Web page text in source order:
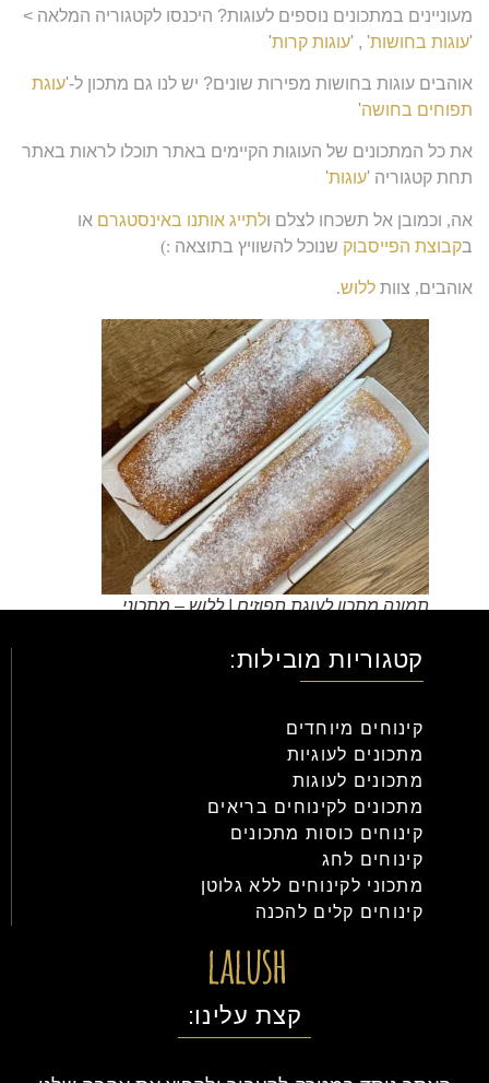
מעוניינים במתכונים נוספים לעוגות? היכנסו לקטגוריה המלאה >
'עוגות בחושות' , 'עוגות קרות'
אוהבים עוגות בחושות מפירות שונים? יש לנו גם מתכון ל-'עוגת
תפוחים בחושה'
את כל המתכונים של העוגות הקיימים באתר תוכלו לראות באתר
תחת קטגוריה 'עוגות'
אה, וכמובן אל תשכחו לצלם ולתייג אותנו באינסטגרם או
בקבוצת הפייסבוק שנוכל להשוויץ בתוצאה :)
אוהבים, צוות ללוש.
תמונה מתכון לעוגת תפוזים | ללוש – מתכוני
קטגוריות מובילות:
קינוחים מיוחדים
מתכונים לעוגיות
מתכונים לעוגות
מתכונים לקינוחים בריאים
קינוחים כוסות מתכונים
קינוחים לחג
מתכוני לקינוחים ללא גלוטן
קינוחים קלים להכנה
קצת עלינו: